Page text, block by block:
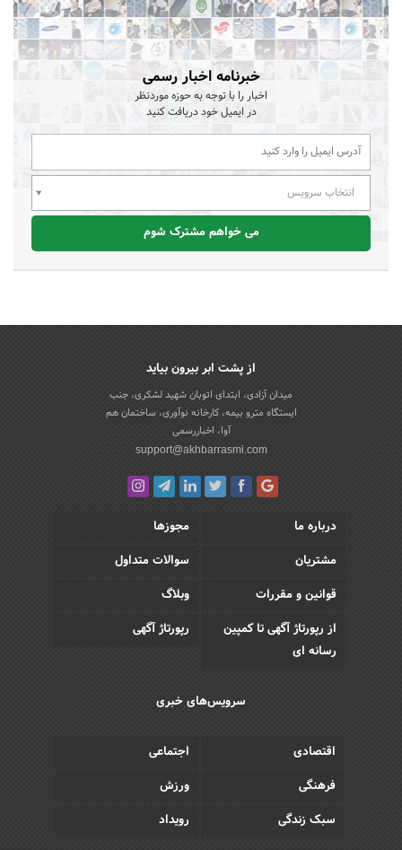
خبرنامه اخبار رسمی
اخبار را با توجه به حوزه موردنظر
در ایمیل خود دریافت کنید
انتخاب سرویس
می خواهم مشترک شوم
از پشت ابر بیرون بیاید
میدان آزادی، ابتدای اتوبان شهید لشکری، جنب
ایستگاه مترو بیمه، کارخانه نوآوری، ساختمان هم
آوا، اخباررسمی
support@akhbarrasmi.com
درباره ما
مجوزها
مشتریان
سوالات متداول
قوانین و مقررات
وبلاگ
از رپورتاژ آگهی تا کمپین
رسانه ای
رپورتاژ آگهی
سرویس‌های خبری
اقتصادی
اجتماعی
فرهنگی
ورزش
سبک زندگی
رویداد